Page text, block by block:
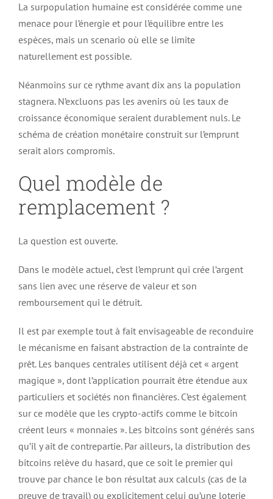
La surpopulation humaine est considérée comme une
menace pour l’énergie et pour l’équilibre entre les
espèces, mais un scenario où elle se limite
naturellement est possible.
Néanmoins sur ce rythme avant dix ans la population
stagnera. N’excluons pas les avenirs où les taux de
croissance économique seraient durablement nuls. Le
schéma de création monétaire construit sur l’emprunt
serait alors compromis.
Quel modèle de
remplacement ?
La question est ouverte.
Dans le modèle actuel, c’est l’emprunt qui crée l’argent
sans lien avec une réserve de valeur et son
remboursement qui le détruit.
Il est par exemple tout à fait envisageable de reconduire
le mécanisme en faisant abstraction de la contrainte de
prêt. Les banques centrales utilisent déjà cet « argent
magique », dont l’application pourrait être étendue aux
particuliers et sociétés non financières. C’est également
sur ce modèle que les crypto-actifs comme le bitcoin
créent leurs « monnaies ». Les bitcoins sont générés sans
qu’il y ait de contrepartie. Par ailleurs, la distribution des
bitcoins relève du hasard, que ce soit le premier qui
trouve par chance le bon résultat aux calculs (cas de la
preuve de travail) ou explicitement celui qu’une loterie